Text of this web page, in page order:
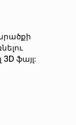
ֆայլ: